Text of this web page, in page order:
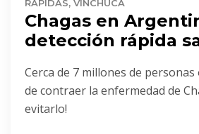
RAPIDAS, VINCHUCA
Chagas en
detección rápida
Cerca de 7 millones de
de contraer la enfermedad de
evitarlo!